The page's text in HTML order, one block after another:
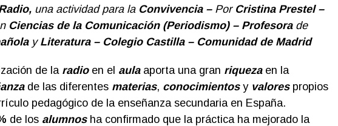
una actividad para laConvivencia – Por Cristina Prestel –
Ciencias de la Comunicación (Periodismo) – Profesora de
yLiteratura – Colegio Castilla – Comunidad de Madrid
de la radioen el aula aporta una gran riqueza en la
de las diferentes materias, conocimientosy valorespropios
pedagógico de la enseñanza secundaria en España.
de los alumnosha confirmado que la práctica ha mejorado la